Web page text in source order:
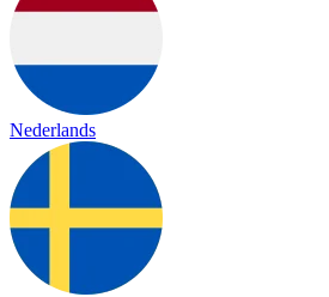
Nederlands